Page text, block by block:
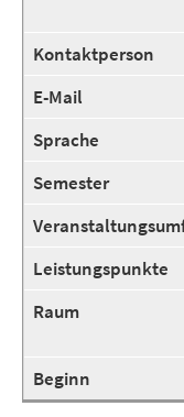
Kontaktperson
E-Mail
Sprache
Semester
Leistungspunkte
Raum
Beginn